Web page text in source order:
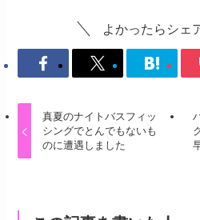
よかったらシェ
真夏のナイトバスフィッ
シングでとんでもないも
のに遭遇しました